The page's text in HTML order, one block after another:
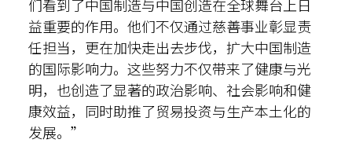
们看到了中国制造与中国创造在全球舞台上日
益重要的作用。他们不仅通过慈善事业彰显责
任担当，更在加快走出去步伐，扩大中国制造
的国际影响力。这些努力不仅带来了健康与光
明，也创造了显著的政治影响、社会影响和健
康效益，同时助推了贸易投资与生产本土化的
发展。”